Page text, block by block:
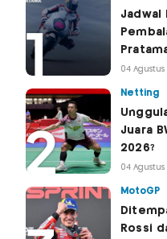
Jadwal
04
Netting
Juara
2026?
04
MotoGP
Rossi